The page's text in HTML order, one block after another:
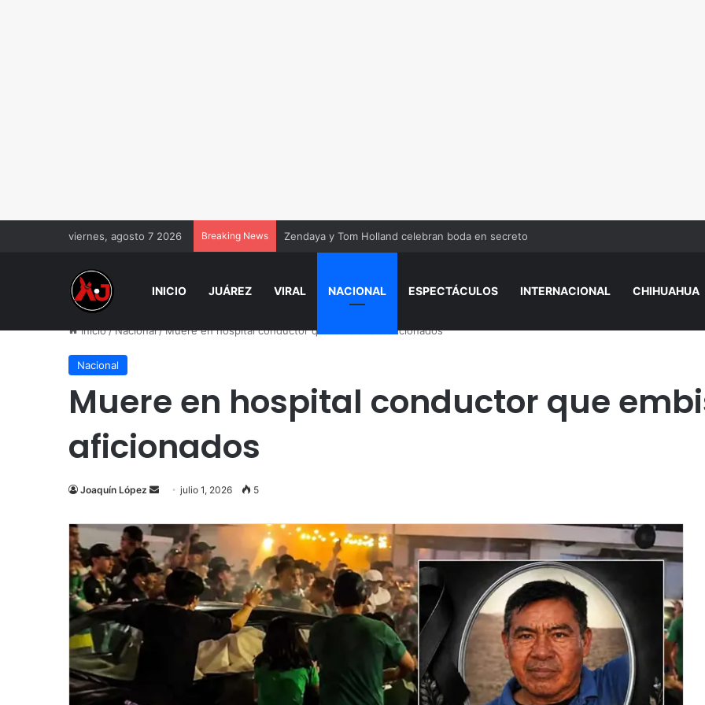
viernes, agosto 7 2026 Breaking News Zendaya y Tom Holland celebran boda en secreto
INICIO JUÁREZ VIRAL NACIONAL ESPECTÁCULOS INTERNACIONAL CHIHUAHUA
Inicio/Nacional/Muere en hospital conductor que embistió a aficionados
Nacional
Muere en hospital conductor que
aficionados
Joaquín López
Send
email
julio 1, 2026 5